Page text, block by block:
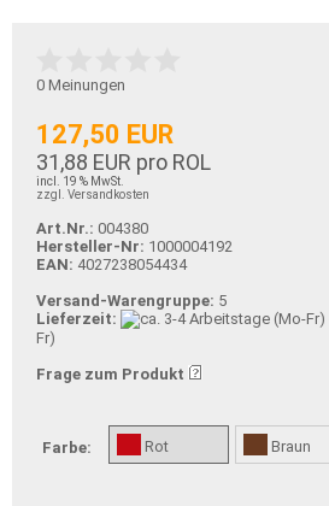
0 Meinungen
127,50 EUR
31,88 EUR pro ROL
incl. 19 % MwSt.
zzgl. Versandkosten
Art.Nr.: 004380
Hersteller-Nr: 1000004192
EAN: 4027238054434
Versand-Warengruppe: 5
Lieferzeit:
Fr)
Frage zum Produkt
Farbe: Rot Braun